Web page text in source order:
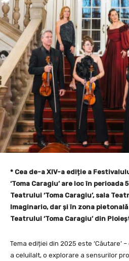
* Cea de-a XIV-a ediție a
‘Toma Caragiu’ are loc în perioada
Teatrului ‘Toma Caragiu’, sala
Imaginario, dar și în zona
Teatrului ‘Toma Caragiu’ din
Tema ediției din 2025 este ‘Căutare’
a celuilalt, o explorare a sensurilor